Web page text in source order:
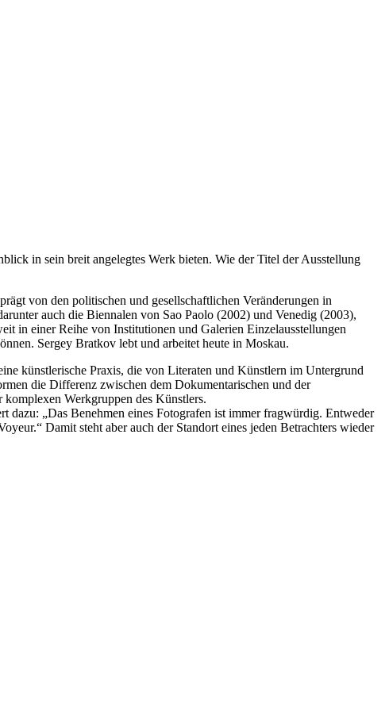
in sein breit angelegtes Werk bieten. Wie der Titel der Ausstellung
von den politischen und gesellschaftlichen Veränderungen in
auch die Biennalen von Sao Paolo (2002) und Venedig (2003),
in einer Reihe von Institutionen und Galerien Einzelausstellungen
Sergey Bratkov lebt und arbeitet heute in Moskau.
künstlerische Praxis, die von Literaten und Künstlern im Untergrund
die Differenz zwischen dem Dokumentarischen und der
Werkgruppen des Künstlers.
dazu: „Das Benehmen eines Fotografen ist immer fragwürdig. Entweder
Damit steht aber auch der Standort eines jeden Betrachters wieder